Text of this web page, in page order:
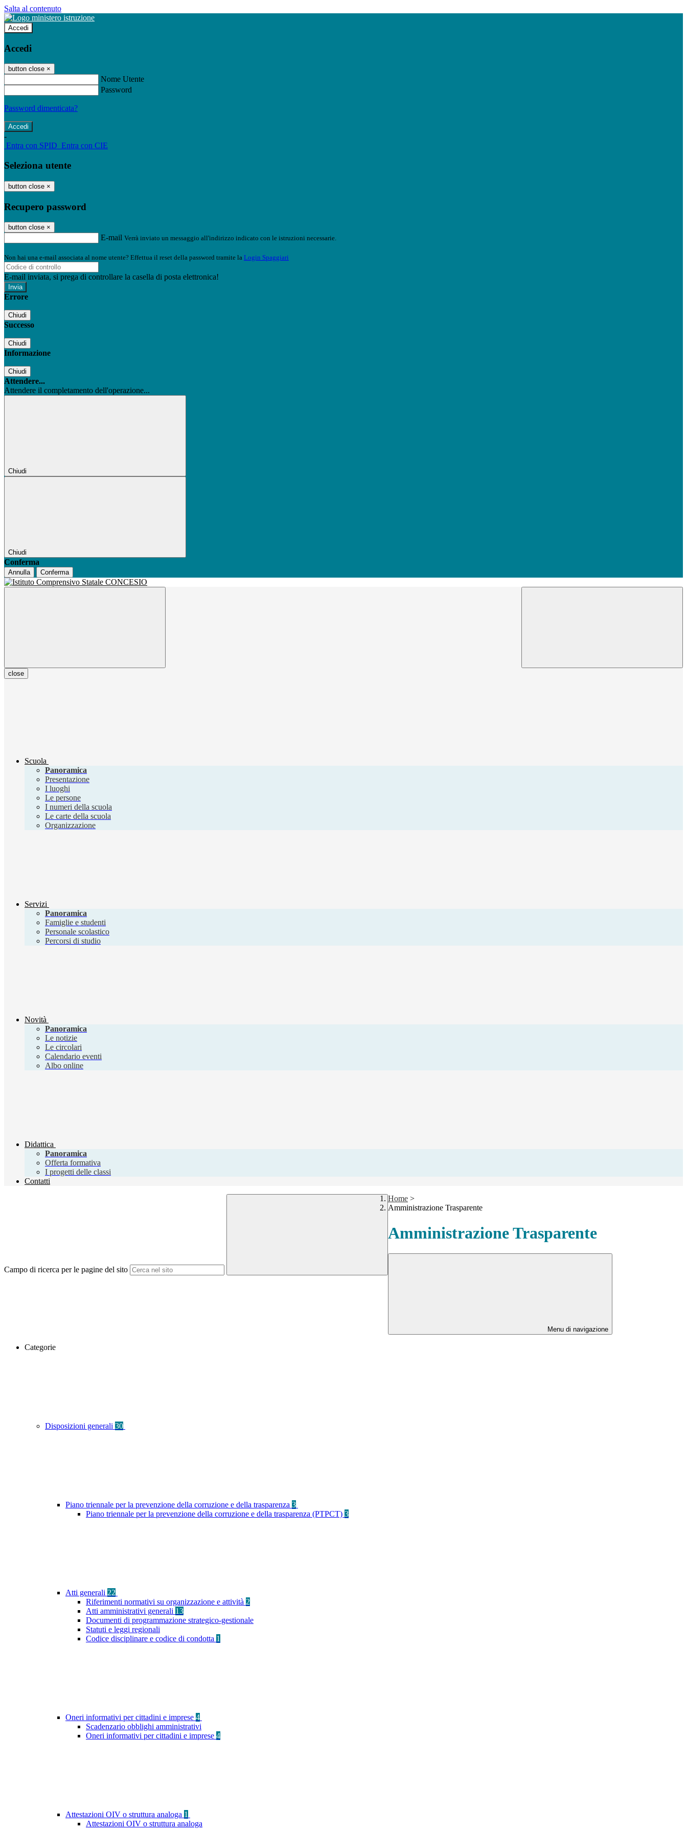
Salta al contenuto
Accedi
Accedi
button close ×
Nome Utente
Password
Password dimenticata?
-
Entra con SPID Entra con CIE
Seleziona utente
button close ×
Recupero password
button close ×
E-mail Verrà inviato un messaggio all'indirizzo indicato con le istruzioni necessarie.
Non hai una e-mail associata al nome utente? Effettua il reset della password tramite la Login Spaggiari
E-mail inviata, si prega di controllare la casella di posta elettronica!
Errore
Chiudi
Successo
Chiudi
Informazione
Chiudi
Attendere...
Attendere il completamento dell'operazione...
Chiudi
Chiudi
Conferma
Annulla Conferma
close
Scuola
Panoramica
Presentazione
I luoghi
Le persone
I numeri della scuola
Le carte della scuola
Organizzazione
Servizi
Panoramica
Famiglie e studenti
Personale scolastico
Percorsi di studio
Novità
Panoramica
Le notizie
Le circolari
Calendario eventi
Albo online
Didattica
Panoramica
Offerta formativa
I progetti delle classi
Contatti
Campo di ricerca per le pagine del sito
Home >
Amministrazione Trasparente
Amministrazione Trasparente
Menu di navigazione
Categorie
Disposizioni generali 30
Piano triennale per la prevenzione della corruzione e della trasparenza 3
Piano triennale per la prevenzione della corruzione e della trasparenza (PTPCT) 3
Atti generali 22
Riferimenti normativi su organizzazione e attività 2
Atti amministrativi generali 13
Documenti di programmazione strategico-gestionale
Statuti e leggi regionali
Codice disciplinare e codice di condotta 1
Oneri informativi per cittadini e imprese 4
Scadenzario obblighi amministrativi
Oneri informativi per cittadini e imprese 4
Attestazioni OIV o struttura analoga 1
Attestazioni OIV o struttura analoga